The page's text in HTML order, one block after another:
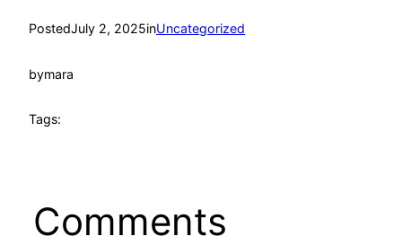
PostedJuly 2, 2025inUncategorized
bymara
Tags:
Comments